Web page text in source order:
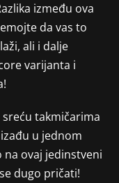
između ova
da vas to
ali i dalje
varijanta i
takmičarima
u jednom
na ovaj jedinstveni
dugo pričati!